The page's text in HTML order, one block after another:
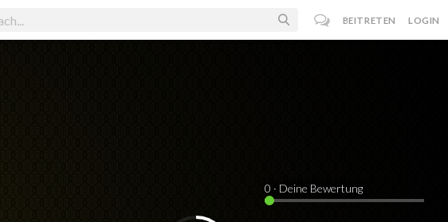
BEITRETEN LOGIN
0 · Deine Bewertung